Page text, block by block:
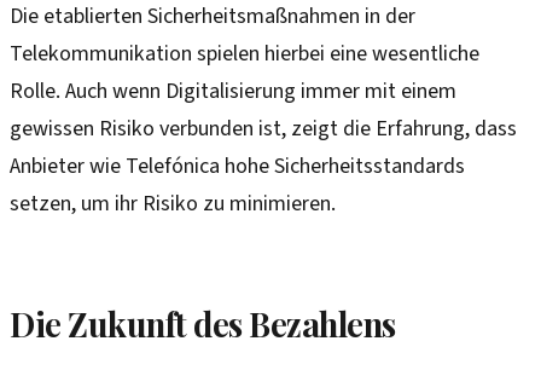
Die etablierten Sicherheitsmaßnahmen in der
Telekommunikation spielen hierbei eine wesentliche
Rolle. Auch wenn Digitalisierung immer mit einem
gewissen Risiko verbunden ist, zeigt die Erfahrung, dass
Anbieter wie Telefónica hohe Sicherheitsstandards
setzen, um ihr Risiko zu minimieren.
Die Zukunft des Bezahlens